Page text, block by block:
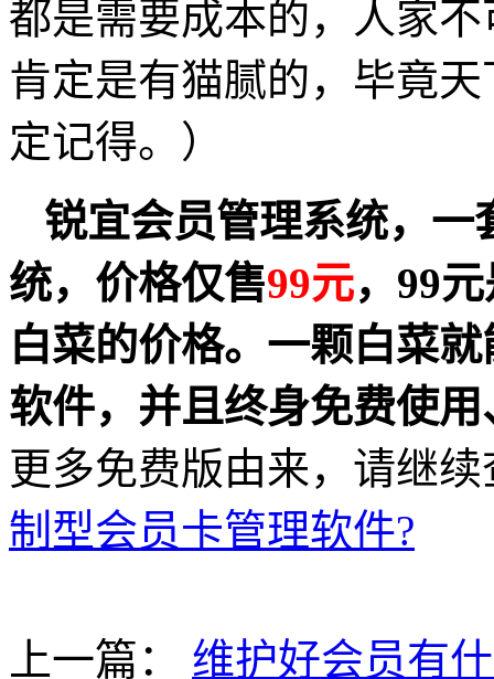
都是需要成本的，人家
肯定是有猫腻的，毕竟
定记得。）
锐宜会员管理系统，一
统，价格仅售99元，99
白菜的价格。一颗白菜
软件，并且终身免费使
更多免费版由来，请继续
制型会员卡管理软件?
上一篇： 维护好会员有